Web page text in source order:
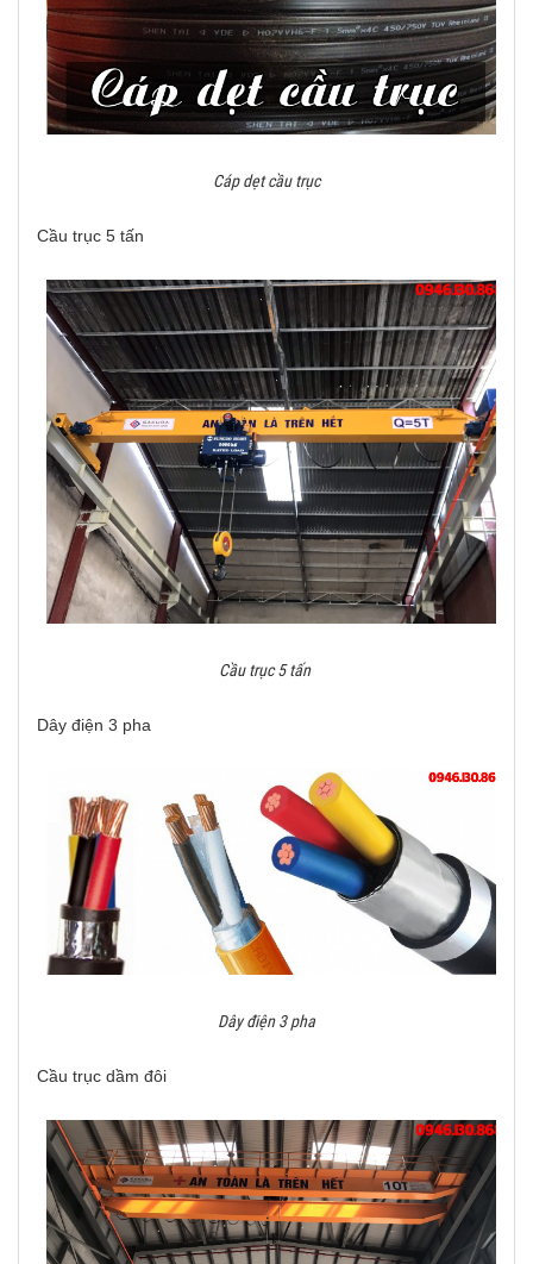
Cáp dẹt cầu trục
Cầu trục 5 tấn
Cầu trục 5 tấn
Dây điện 3 pha
Dây điện 3 pha
Cầu trục dầm đôi